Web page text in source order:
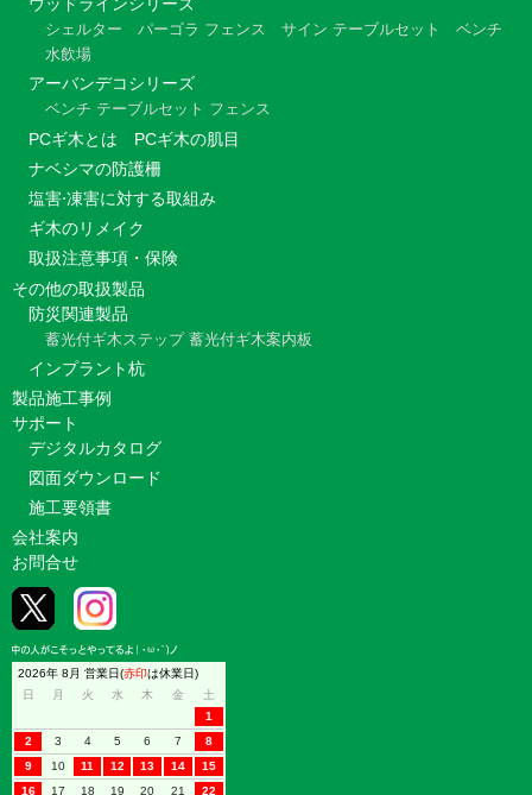
ウッドラインシリーズ
シェルター パーゴラ フェンス サイン テーブルセット
ベンチ
水飲場
アーバンデコシリーズ
ベンチ テーブルセット フェンス
PCギ木とは
PCギ木の肌目
ナベシマの防護柵
塩害⋅凍害に対する取組み
ギ木のリメイク
取扱注意事項・保険
その他の取扱製品
防災関連製品
蓄光付ギ木ステップ 蓄光付ギ木案内板
インプラント杭
製品施工事例
サポート
デジタルカタログ
図面ダウンロード
施工要領書
会社案内
お問合せ
2026年 8月 営業日(赤印は休業日)
日
月 火 水 木 金
土
1
2
3 4 5 6 7
8
9
10 11 12 13 14
15
16
17 18 19 20 21 22